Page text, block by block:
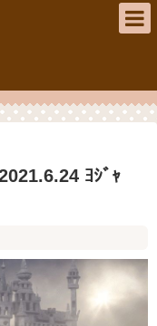
ﾖｼﾞｬ